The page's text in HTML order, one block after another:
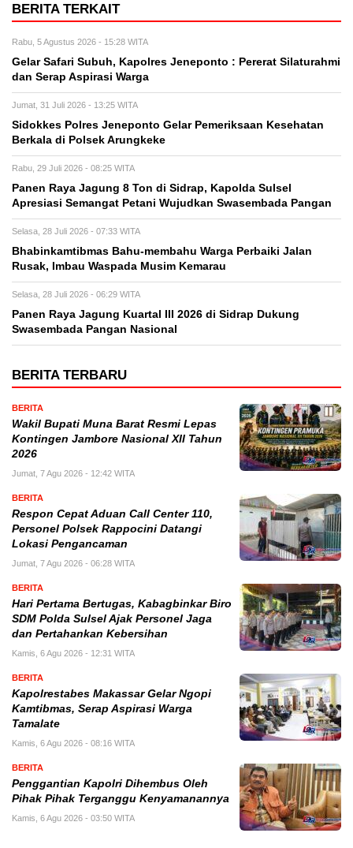
BERITA TERKAIT
Rabu, 5 Agustus 2026 - 15:28 WITA
Gelar Safari Subuh, Kapolres Jeneponto : Pererat Silaturahmi
dan Serap Aspirasi Warga
Jumat, 31 Juli 2026 - 13:25 WITA
Sidokkes Polres Jeneponto Gelar Pemeriksaan Kesehatan
Berkala di Polsek Arungkeke
Rabu, 29 Juli 2026 - 08:25 WITA
Panen Raya Jagung 8 Ton di Sidrap, Kapolda Sulsel
Apresiasi Semangat Petani Wujudkan Swasembada Pangan
Selasa, 28 Juli 2026 - 07:33 WITA
Bhabinkamtibmas Bahu-membahu Warga Perbaiki Jalan
Rusak, Imbau Waspada Musim Kemarau
Selasa, 28 Juli 2026 - 06:29 WITA
Panen Raya Jagung Kuartal III 2026 di Sidrap Dukung
Swasembada Pangan Nasional
BERITA TERBARU
BERITA
Wakil Bupati Muna Barat Resmi Lepas
Kontingen Jambore Nasional XII Tahun
2026
Jumat, 7 Agu 2026 - 12:42 WITA
BERITA
Respon Cepat Aduan Call Center 110,
Personel Polsek Rappocini Datangi
Lokasi Pengancaman
Jumat, 7 Agu 2026 - 06:28 WITA
BERITA
Hari Pertama Bertugas, Kabagbinkar Biro
SDM Polda Sulsel Ajak Personel Jaga
dan Pertahankan Kebersihan
Kamis, 6 Agu 2026 - 12:31 WITA
BERITA
Kapolrestabes Makassar Gelar Ngopi
Kamtibmas, Serap Aspirasi Warga
Tamalate
Kamis, 6 Agu 2026 - 08:16 WITA
BERITA
Penggantian Kapolri Dihembus Oleh
Pihak Pihak Terganggu Kenyamanannya
Kamis, 6 Agu 2026 - 03:50 WITA